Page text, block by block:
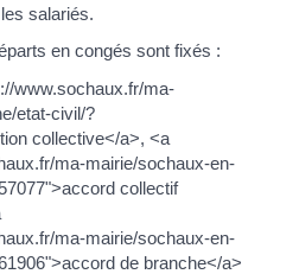
salariés.
en congés sont fixés :
www.sochaux.fr/ma-
etat-civil/?
collective</a>, <a
ma-mairie/sochaux-en-
collectif
ma-mairie/sochaux-en-
de branche</a>